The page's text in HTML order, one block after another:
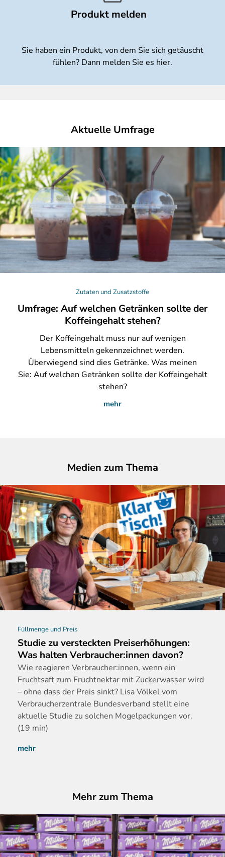
Produkt melden
Sie haben ein Produkt, von dem Sie sich getäuscht
fühlen? Dann melden Sie es hier.
Aktuelle Umfrage
Zutaten und Zusatzstoffe
Umfrage: Auf welchen Getränken sollte der
Koffeingehalt stehen?
DerKoffeingehalt muss nur auf wenigen
Lebensmitteln gekennzeichnet werden.
Überwiegend sind dies Getränke. Was meinen
Sie: Auf welchen Getränken sollte der Koffeingehalt
stehen?
mehr
Medien zum Thema
Füllmenge und Preis
Studie zu versteckten Preiserhöhungen:
Was halten Verbraucher:innen davon?
Wie reagieren Verbraucher:innen, wenn ein
Fruchtsaft zum Fruchtnektar mit Zuckerwasser wird
– ohne dass der Preis sinkt? Lisa Völkel vom
Verbraucherzentrale Bundesverband stellt eine
aktuelle Studie zu solchen Mogelpackungen vor.
(19 min)
mehr
Mehr zum Thema